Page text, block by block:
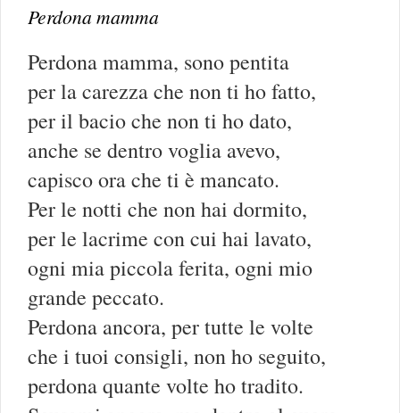
Perdona mamma
Perdona mamma, sono pentita
per la carezza che non ti ho fatto,
per il bacio che non ti ho dato,
anche se dentro voglia avevo,
capisco ora che ti è mancato.
Per le notti che non hai dormito,
per le lacrime con cui hai lavato,
ogni mia piccola ferita, ogni mio
grande peccato.
Perdona ancora, per tutte le volte
che i tuoi consigli, non ho seguito,
perdona quante volte ho tradito.